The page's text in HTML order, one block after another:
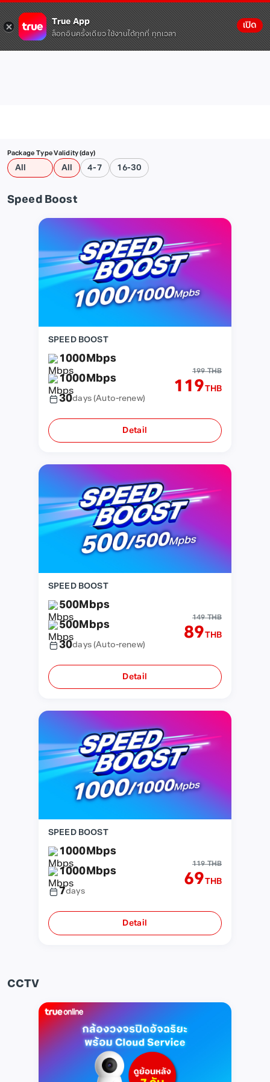
True App
ล็อกอินครั้งเดียว ใช้งานได้ทุกที่ ทุกเวลา
เปิด
Package Type
All
Validity (day)
All 4-7 16-30
Speed Boost
SPEED BOOST
1000 Mbps
1000 Mbps
30days(Auto-renew)
199 THB
119THB
Detail
SPEED BOOST
500 Mbps
500 Mbps
30days(Auto-renew)
149 THB
89THB
Detail
SPEED BOOST
1000 Mbps
1000 Mbps
7days
119 THB
69THB
Detail
CCTV